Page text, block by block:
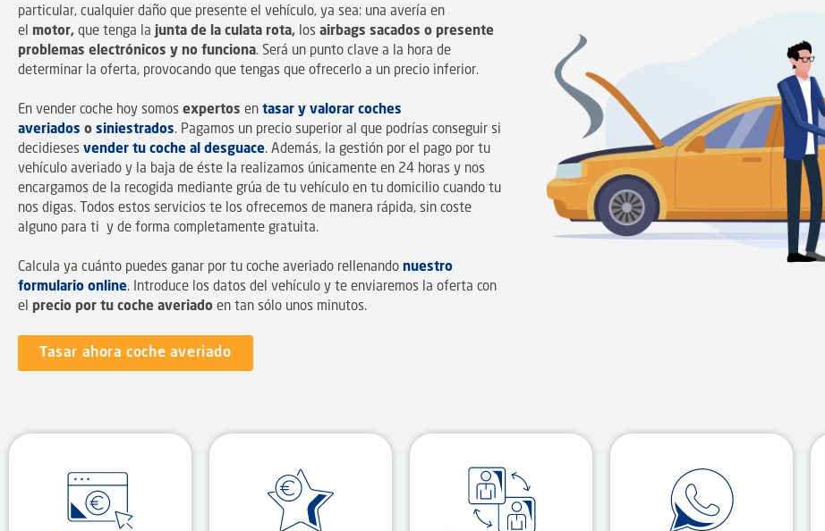
particular, cualquier daño que presente el vehículo, ya sea: una avería en
el motor, que tenga la junta de la culata rota, los airbags sacados o presente
problemas electrónicos y no funciona. Será un punto clave a la hora de
determinar la oferta, provocando que tengas que ofrecerlo a un precio inferior.
En vender coche hoy somos expertos en tasar y valorar coches
averiados o siniestrados. Pagamos un precio superior al que podrías conseguir si
decidieses vender tu coche al desguace. Además, la gestión por el pago por tu
vehículo averiado y la baja de éste la realizamos únicamente en 24 horas y nos
encargamos de la recogida mediante grúa de tu vehículo en tu domicilio cuando tu
nos digas. Todos estos servicios te los ofrecemos de manera rápida, sin coste
alguno para ti y de forma completamente gratuita.
Calcula ya cuánto puedes ganar por tu coche averiado rellenando nuestro
formulario online. Introduce los datos del vehículo y te enviaremos la oferta con
el precio por tu coche averiado en tan sólo unos minutos.
Tasar ahora coche averiado